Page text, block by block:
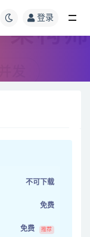
登录
不可下载
免费
免费 推荐